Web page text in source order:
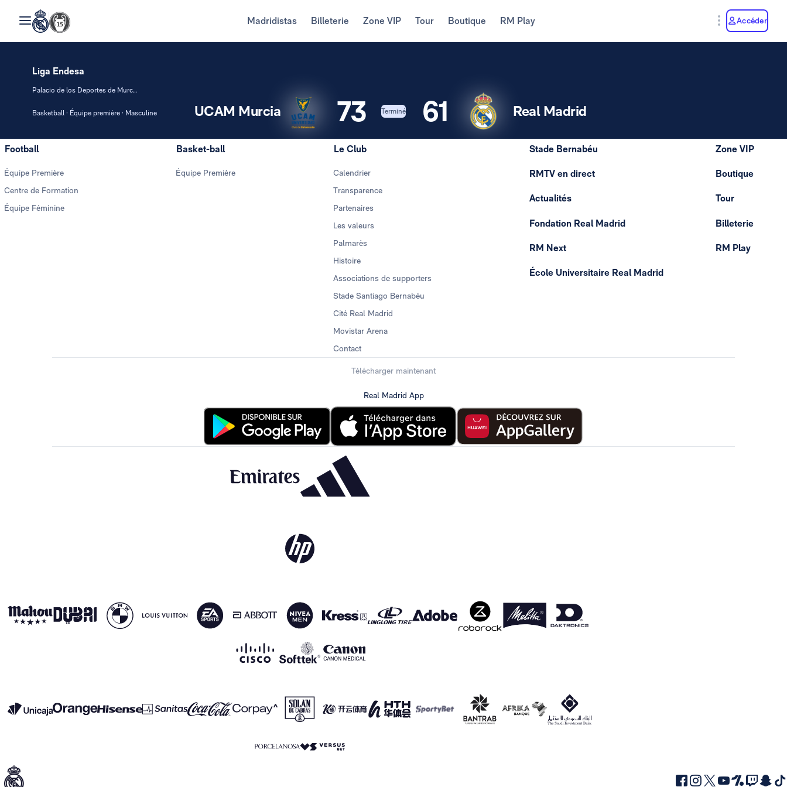
Madridistas Billeterie Zone VIP Tour Boutique RM Play Accéder
Liga Endesa
Palacio de los Deportes de Murcia
Basketball · Équipe première · Masculine 73 61
UCAM Murcia Terminé Real Madrid
Football
Équipe Première
Centre de Formation
Équipe Féminine
Basket-ball
Équipe Première
Le Club
Calendrier
Transparence
Partenaires
Les valeurs
Palmarès
Histoire
Associations de supporters
Stade Santiago Bernabéu
Cité Real Madrid
Movistar Arena
Contact
Stade Bernabéu
RMTV en direct
Actualités
Fondation Real Madrid
RM Next
École Universitaire Real Madrid
Zone VIP
Boutique
Tour
Billeterie
RM Play
Télécharger maintenant
Real Madrid App